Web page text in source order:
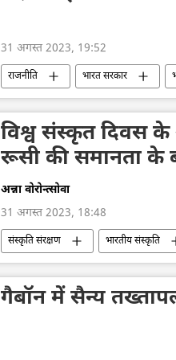
31 अगस्त 2023, 19:52
राजनीति भारत सरकार
संयुक्त राष्ट्र महासचिव
यूएन सुरक्षा
एस. जयशंकर
विदेश मंत्रालय
2023 ब्रिक्स शिखर सम्मेलन
विश्व संस्कृत दिवस
रूसी की समानता के
अन्ना वोरोन्त्सोवा
31 अगस्त 2023, 18:48
संस्कृति संरक्षण भारतीय संस्कृति
विशेष रणनीतिक साझेदारी
रूस
गैबॉन में सैन्य